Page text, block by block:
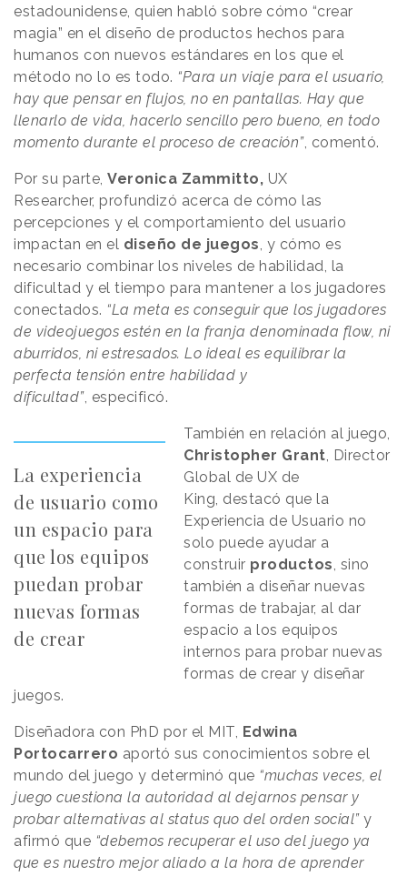
estadounidense, quien habló sobre cómo “crear
magia” en el diseño de productos hechos para
humanos con nuevos estándares en los que el
método no lo es todo. “Para un viaje para el usuario,
hay que pensar en flujos, no en pantallas. Hay que
llenarlo de vida, hacerlo sencillo pero bueno, en todo
momento durante el proceso de creación”, comentó.
Por su parte, Veronica Zammitto, UX
Researcher, profundizó acerca de cómo las
percepciones y el comportamiento del usuario
impactan en el diseño de juegos, y cómo es
necesario combinar los niveles de habilidad, la
dificultad y el tiempo para mantener a los jugadores
conectados. “La meta es conseguir que los jugadores
de videojuegos estén en la franja denominada flow, ni
aburridos, ni estresados. Lo ideal es equilibrar la
perfecta tensión entre habilidad y
dificultad”, especificó.
La experiencia
de usuario como
un espacio para
que los equipos
puedan probar
nuevas formas
de crear
También en relación al juego,
Christopher Grant, Director
Global de UX de
King, destacó que la
Experiencia de Usuario no
solo puede ayudar a
construir productos, sino
también a diseñar nuevas
formas de trabajar, al dar
espacio a los equipos
internos para probar nuevas
formas de crear y diseñar
juegos.
Diseñadora con PhD por el MIT, Edwina
Portocarrero aportó sus conocimientos sobre el
mundo del juego y determinó que “muchas veces, el
juego cuestiona la autoridad al dejarnos pensar y
probar alternativas al status quo del orden social”y
afirmó que “debemos recuperar el uso del juego ya
que es nuestro mejor aliado a la hora de aprender